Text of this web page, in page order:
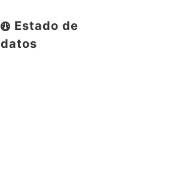
Estado de
datos